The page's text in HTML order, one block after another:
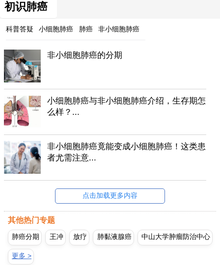
初识肺癌
科普答疑 小细胞肺癌 肺癌 非小细胞肺癌
非小细胞肺癌的分期
小细胞肺癌与非小细胞肺癌介绍，生存期怎
么样？...
非小细胞肺癌竟能变成小细胞肺癌！这类患
者尤需注意...
点击加载更多内容
其他热门专题
肺癌分期 王冲 放疗 肺黏液腺癌 中山大学肿瘤防治中心
更多 >